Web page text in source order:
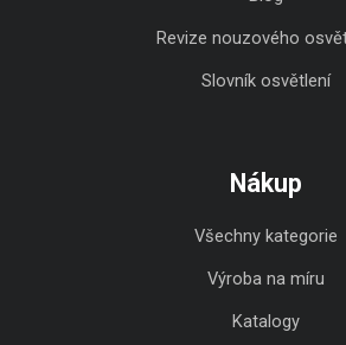
Revize nouzového
Slovník osvětlení
Nákup
Všechny kategorie
Výroba na míru
Katalogy